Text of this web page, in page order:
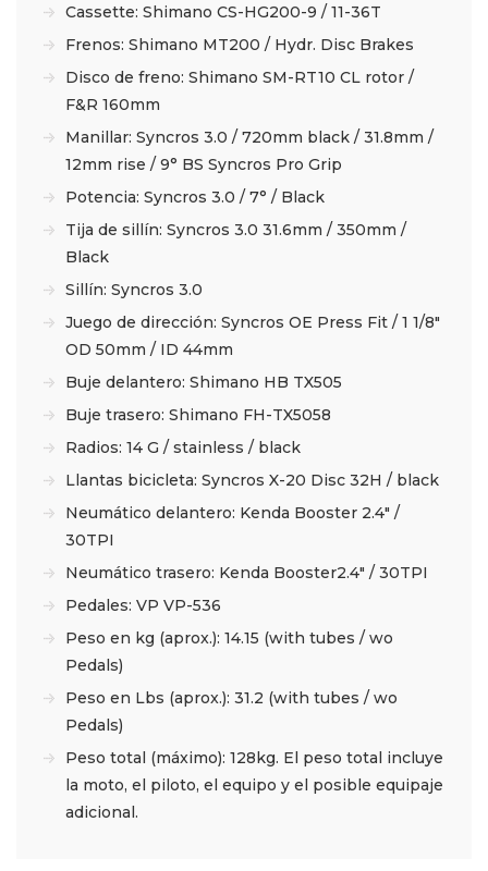
Cassette: Shimano CS-HG200-9 / 11-36T
Frenos: Shimano MT200 / Hydr. Disc Brakes
Disco de freno: Shimano SM-RT10 CL rotor /
F&R 160mm
Manillar: Syncros 3.0 / 720mm black / 31.8mm /
12mm rise / 9° BS Syncros Pro Grip
Potencia: Syncros 3.0 / 7° / Black
Tija de sillín: Syncros 3.0 31.6mm / 350mm /
Black
Sillín: Syncros 3.0
Juego de dirección: Syncros OE Press Fit / 1 1/8″
OD 50mm / ID 44mm
Buje delantero: Shimano HB TX505
Buje trasero: Shimano FH-TX5058
Radios: 14 G / stainless / black
Llantas bicicleta: Syncros X-20 Disc 32H / black
Neumático delantero: Kenda Booster 2.4″ /
30TPI
Neumático trasero: Kenda Booster2.4″ / 30TPI
Pedales: VP VP-536
Peso en kg (aprox.): 14.15 (with tubes / wo
Pedals)
Peso en Lbs (aprox.): 31.2 (with tubes / wo
Pedals)
Peso total (máximo): 128kg. El peso total incluye
la moto, el piloto, el equipo y el posible equipaje
adicional.